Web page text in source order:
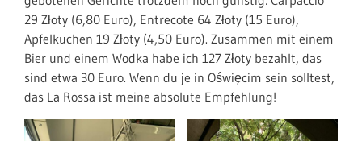
29 Złoty (6,80 Euro), Entrecote 64 Złoty (15 Euro),
Apfelkuchen 19 Złoty (4,50 Euro). Zusammen mit einem
Bier und einem Wodka habe ich 127 Złoty bezahlt, das
sind etwa 30 Euro. Wenn du je in Oświęcim sein solltest,
das La Rossa ist meine absolute Empfehlung!